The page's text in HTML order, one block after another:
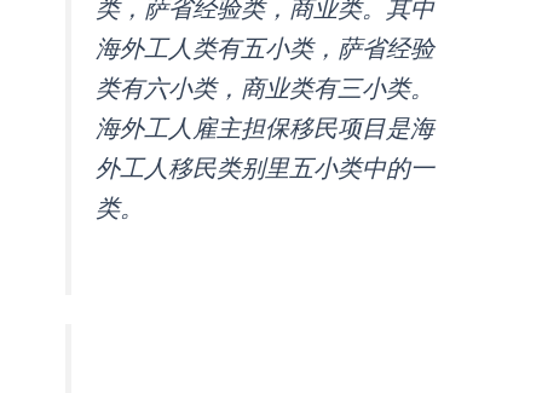
类，萨省经验类，商业类。其中
海外工人类有五小类，萨省经验
类有六小类，商业类有三小类。
海外工人雇主担保移民项目是海
外工人移民类别里五小类中的一
类。